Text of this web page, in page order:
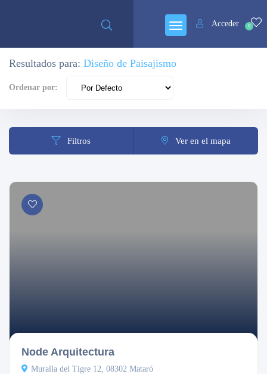
0
Acceder
Resultados para: Diseño de Paisajismo
Ordenar por:
Filtros Ver en el mapa
Node Arquitectura
Muralla del Tigre 12, 08302 Mataró